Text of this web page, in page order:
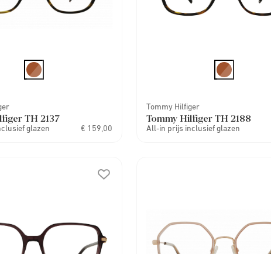
TH 2137
glazen € 159,00
Tommy Hilfiger
Tommy Hilfiger TH 2188
All-in prijs inclusief glazen